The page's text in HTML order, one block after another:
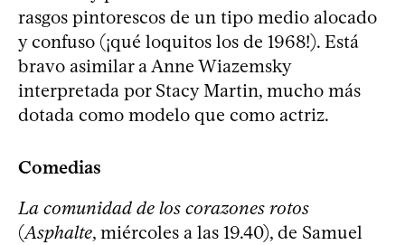
rasgos pintorescos de un tipo medio alocado
y confuso (¡qué loquitos los de 1968!). Está
bravo asimilar a Anne Wiazemsky
interpretada por Stacy Martin, mucho más
dotada como modelo que como actriz.
Comedias
La comunidad de los corazones rotos
(Asphalte, miércoles a las 19.40), de Samuel